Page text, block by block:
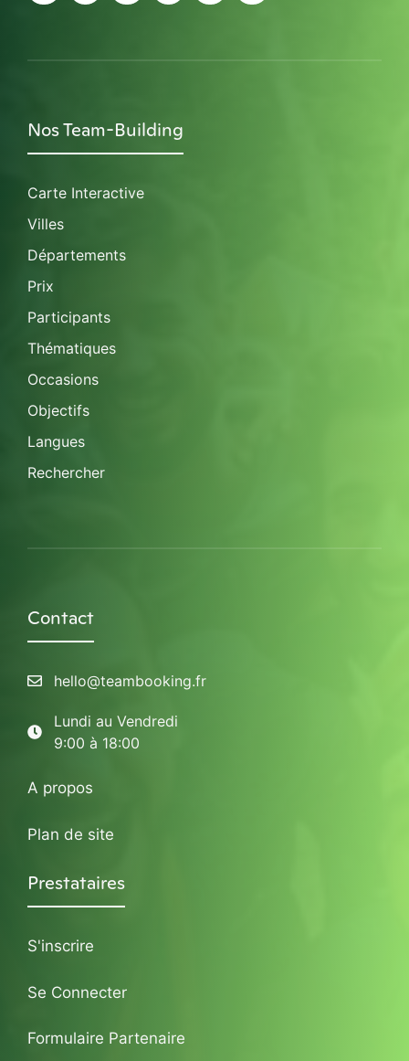
Nos Team-Building
Carte Interactive
Villes
Départements
Prix
Participants
Thématiques
Occasions
Objectifs
Langues
Rechercher
Contact
hello@teambooking.fr
Lundi au Vendredi
9:00 à 18:00
A propos
Plan de site
Prestataires
S'inscrire
Se Connecter
Formulaire Partenaire